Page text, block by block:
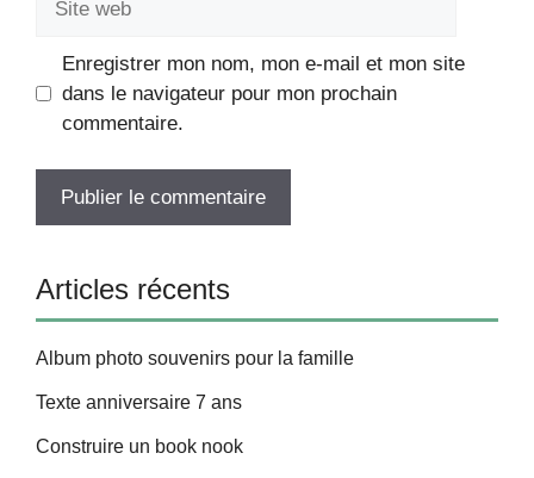
Enregistrer mon nom, mon e-mail et mon site
dans le navigateur pour mon prochain
commentaire.
Articles récents
Album photo souvenirs pour la famille
Texte anniversaire 7 ans
Construire un book nook